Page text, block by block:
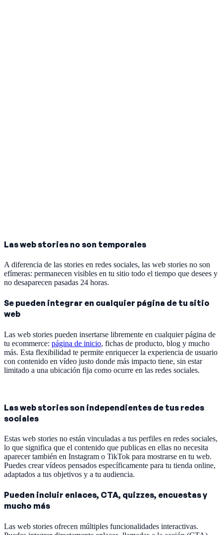
Las web stories no son temporales
A diferencia de las stories en redes sociales, las web stories no son
efímeras: permanecen visibles en tu sitio todo el tiempo que desees y
no desaparecen pasadas 24 horas.
Se pueden integrar en cualquier página de tu sitio
web
Las web stories pueden insertarse libremente en cualquier página de
tu ecommerce: página de inicio, fichas de producto, blog y mucho
más. Esta flexibilidad te permite enriquecer la experiencia de usuario
con contenido en vídeo justo donde más impacto tiene, sin estar
limitado a una ubicación fija como ocurre en las redes sociales.
Las web stories son independientes de tus redes
sociales
Estas web stories no están vinculadas a tus perfiles en redes sociales,
lo que significa que el contenido que publicas en ellas no necesita
aparecer también en Instagram o TikTok para mostrarse en tu web.
Puedes crear vídeos pensados específicamente para tu tienda online,
adaptados a tus objetivos y a tu audiencia.
Pueden incluir enlaces, CTA, quizzes, encuestas y
mucho más
Las web stories ofrecen múltiples funcionalidades interactivas.